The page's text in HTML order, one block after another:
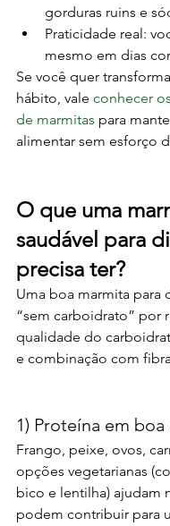
gorduras ruins e
Praticidade real:
mesmo em dias
Se você quer
hábito, vale conhecer
de marmitas para
alimentar sem esforço
O que uma
saudável para
precisa ter?
Uma boa marmita para
“sem carboidrato” por
qualidade do
e combinação com
1) Proteína em
Frango, peixe, ovos,
opções vegetarianas
bico e lentilha) ajudam
podem contribuir para